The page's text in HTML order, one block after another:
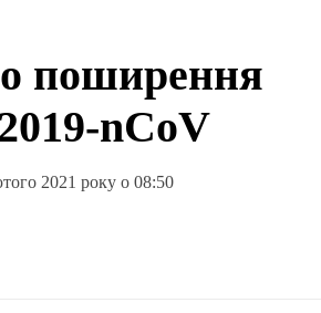
поширення
nCoV
2021 року о 08:50